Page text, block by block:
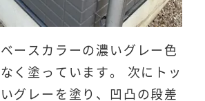
ースカラーの濃いグレー色
く塗っています。 次にトッ
グレーを塗り、凹凸の段差